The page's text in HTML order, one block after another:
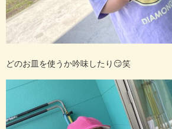
どのお皿を使うか吟味したり😏笑